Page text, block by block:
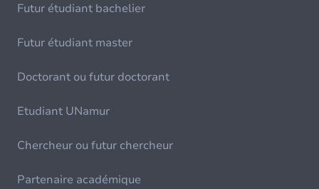
Futur étudiant bachelier
Futur étudiant master
Doctorant ou futur doctorant
Etudiant UNamur
Chercheur ou futur chercheur
Partenaire académique